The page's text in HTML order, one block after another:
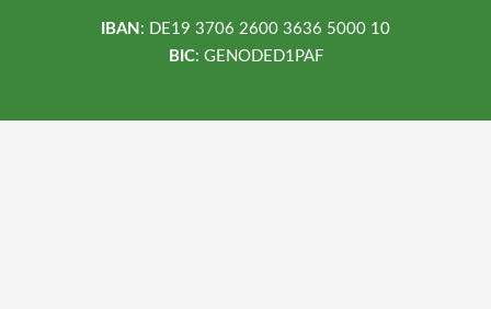
IBAN : DE19 3706 2600 3636 5000 10
BIC: GENODED1PAF